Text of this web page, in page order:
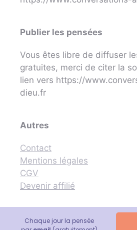
Publier les pensées
Vous êtes libre de diffuser
gratuites, merci de citer la
lien vers https://
dieu.fr
Autres
Contact
Mentions légales
CGV
Devenir affilié
© 2026 Conversations avec Dieu -
Chaque jour la pensée